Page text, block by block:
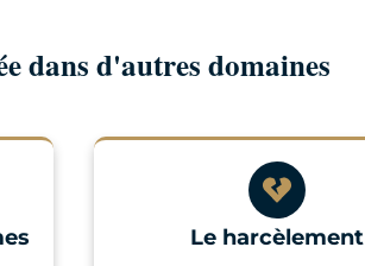
dans d'autres domaines
Le harcèlement